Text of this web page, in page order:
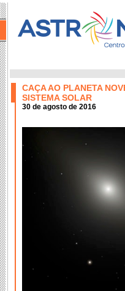
CAÇA AO PLANETA
SISTEMA SOLAR
30 de agosto de 2016